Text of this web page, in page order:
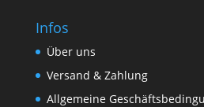
Infos
Über uns
Versand & Zahlung
Allgemeine